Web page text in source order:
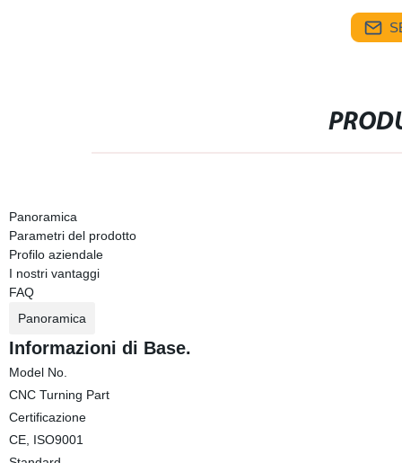
Panoramica
Parametri del prodotto
Profilo aziendale
I nostri vantaggi
FAQ
Panoramica
Informazioni di Base.
Model No.
CNC Turning Part
Certificazione
CE, ISO9001